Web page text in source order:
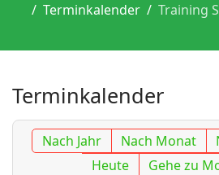
Terminkalender
Training
Terminkalender
Nach Jahr Nach Monat
Heute
Gehe zu